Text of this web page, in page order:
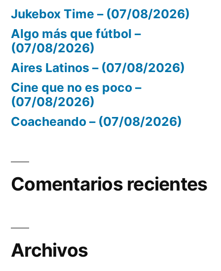
Jukebox Time – (07/08/2026)
Algo más que fútbol –
(07/08/2026)
Aires Latinos – (07/08/2026)
Cine que no es poco –
(07/08/2026)
Coacheando – (07/08/2026)
Comentarios recientes
Archivos